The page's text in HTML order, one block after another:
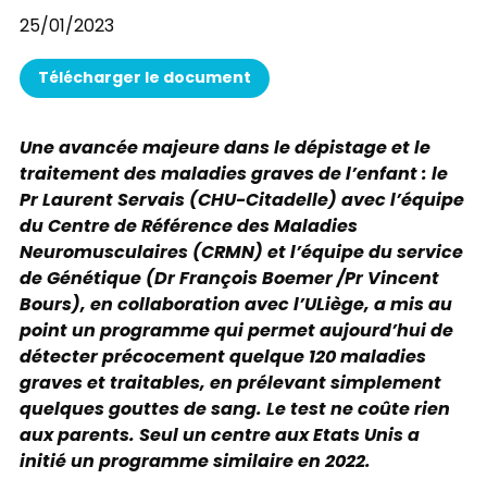
25/01/2023
Télécharger le document
Une avancée majeure dans le dépistage et le
traitement des maladies graves de l’enfant : le
Pr Laurent Servais (CHU-Citadelle) avec l’équipe
du Centre de Référence des Maladies
Neuromusculaires (CRMN) et l’équipe du service
de Génétique (Dr François Boemer /Pr Vincent
Bours), en collaboration avec l’ULiège, a mis au
point un programme qui permet aujourd’hui de
détecter précocement quelque 120 maladies
graves et traitables, en prélevant simplement
quelques gouttes de sang. Le test ne coûte rien
aux parents. Seul un centre aux Etats Unis a
initié un programme similaire en 2022.